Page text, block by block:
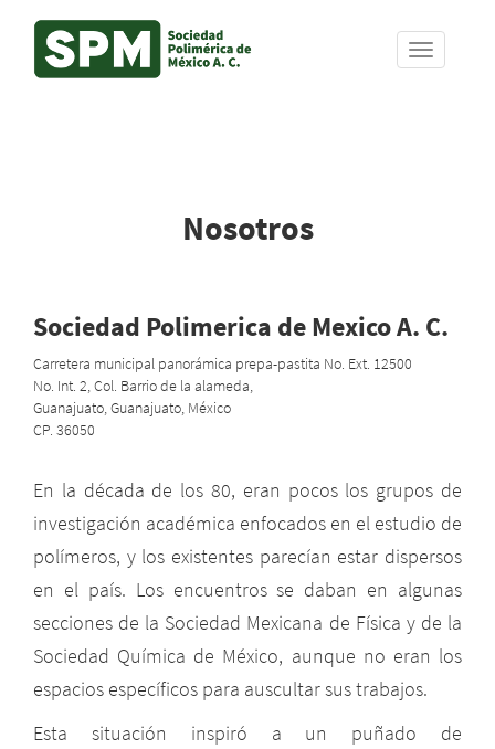
Nosotros
Sociedad Polimerica de Mexico A. C.
Carretera municipal panorámica prepa-pastita No. Ext. 12500
No. Int. 2, Col. Barrio de la alameda,
Guanajuato, Guanajuato, México
CP. 36050
En la década de los 80, eran pocos los grupos de
investigación académica enfocados en el estudio de
polímeros, y los existentes parecían estar dispersos
en el país. Los encuentros se daban en algunas
secciones de la Sociedad Mexicana de Física y de la
Sociedad Química de México, aunque no eran los
espacios específicos para auscultar sus trabajos.
Esta situación inspiró a un puñado de